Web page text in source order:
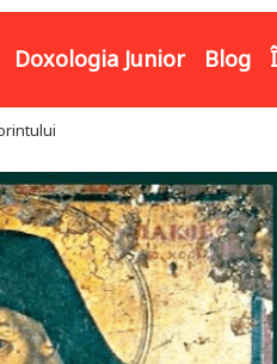
Doxologia Junior Blog